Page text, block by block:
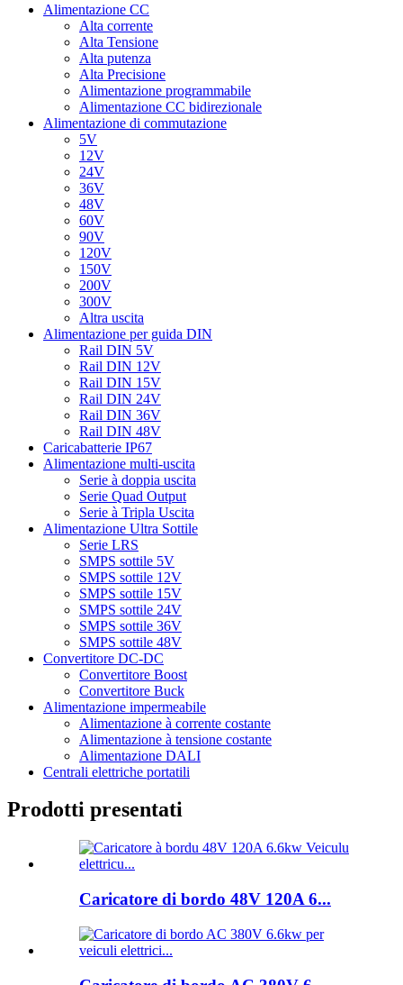
Alimentazione CC
Alta corrente
Alta Tensione
Alta putenza
Alta Precisione
Alimentazione programmabile
Alimentazione CC bidirezionale
Alimentazione di commutazione
5V
12V
24V
36V
48V
60V
90V
120V
150V
200V
300V
Altra uscita
Alimentazione per guida DIN
Rail DIN 5V
Rail DIN 12V
Rail DIN 15V
Rail DIN 24V
Rail DIN 36V
Rail DIN 48V
Caricabatterie IP67
Alimentazione multi-uscita
Serie à doppia uscita
Serie Quad Output
Serie à Tripla Uscita
Alimentazione Ultra Sottile
Serie LRS
SMPS sottile 5V
SMPS sottile 12V
SMPS sottile 15V
SMPS sottile 24V
SMPS sottile 36V
SMPS sottile 48V
Convertitore DC-DC
Convertitore Boost
Convertitore Buck
Alimentazione impermeabile
Alimentazione à corrente costante
Alimentazione à tensione costante
Alimentazione DALI
Centrali elettriche portatili
Prodotti presentati
Caricatore di bordo 48V 120A 6...